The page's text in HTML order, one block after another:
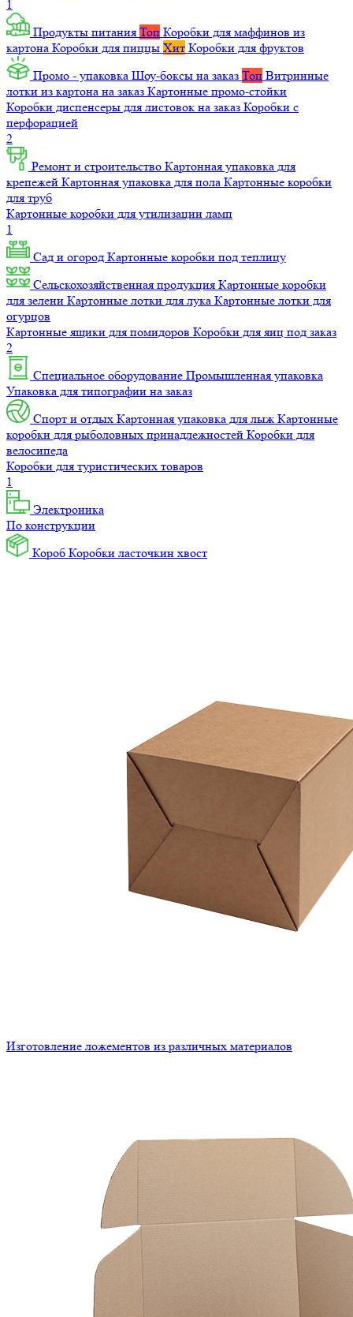
1
Продукты питания Топ Коробки для маффинов из
картона Коробки для пиццы Хит Коробки для фруктов
Промо - упаковка Шоу-боксы на заказ Топ Витринные
лотки из картона на заказ Картонные промо-стойки
Коробки диспенсеры для листовок на заказ Коробки с
перфорацией
2
Ремонт и строительство Картонная упаковка для
крепежей Картонная упаковка для пола Картонные коробки
для труб
Картонные коробки для утилизации ламп
1
Сад и огород Картонные коробки под теплицу
Сельскохозяйственная продукция Картонные коробки
для зелени Картонные лотки для лука Картонные лотки для
огурцов
Картонные ящики для помидоров Коробки для яиц под заказ
2
Специальное оборудование Промышленная упаковка
Упаковка для типографии на заказ
Спорт и отдых Картонная упаковка для лыж Картонные
коробки для рыболовных принадлежностей Коробки для
велосипеда
Коробки для туристических товаров
1
Электроника
По конструкции
Короб Коробки ласточкин хвост
Изготовление ложементов из различных материалов